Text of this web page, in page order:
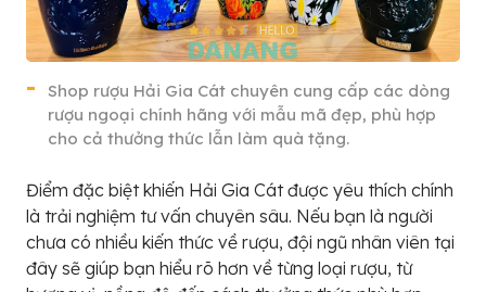
Shop rượu Hải Gia Cát chuyên cung cấp các dòng
rượu ngoại chính hãng với mẫu mã đẹp, phù hợp
cho cả thưởng thức lẫn làm quà tặng.
Điểm đặc biệt khiến Hải Gia Cát được yêu thích chính
là trải nghiệm tư vấn chuyên sâu. Nếu bạn là người
chưa có nhiều kiến thức về rượu, đội ngũ nhân viên tại
đây sẽ giúp bạn hiểu rõ hơn về từng loại rượu, từ